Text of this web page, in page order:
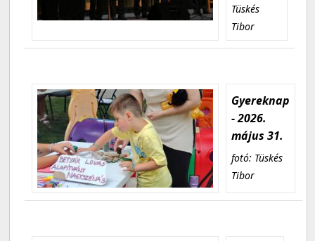
Tüskés
Tibor
Gyereknap
- 2026.
május 31.
fotó: Tüskés
Tibor